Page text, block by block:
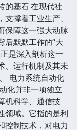
的基石 在现代社
撑着工业生产、
保障这一强大动脉
后默默工作的“大
是深入剖析这一
、运行机制及其未
电力系统自动化
化并非一项独立
机科学、通信技
领域。它指的是利
控制技术，对电力